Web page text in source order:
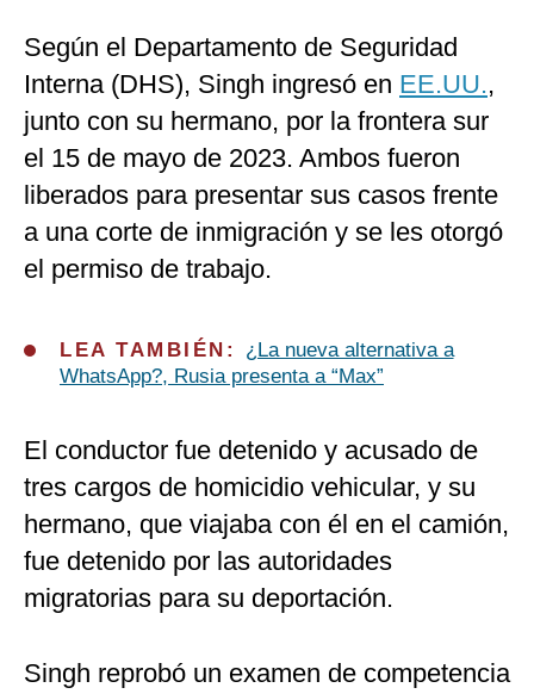
Según el Departamento de Seguridad
Interna (DHS), Singh ingresó en EE.UU.,
junto con su hermano, por la frontera sur
el 15 de mayo de 2023. Ambos fueron
liberados para presentar sus casos frente
a una corte de inmigración y se les otorgó
el permiso de trabajo.
LEA TAMBIÉN: ¿La nueva alternativa a
WhatsApp?, Rusia presenta a “Max”
El conductor fue detenido y acusado de
tres cargos de homicidio vehicular, y su
hermano, que viajaba con él en el camión,
fue detenido por las autoridades
migratorias para su deportación.
Singh reprobó un examen de competencia